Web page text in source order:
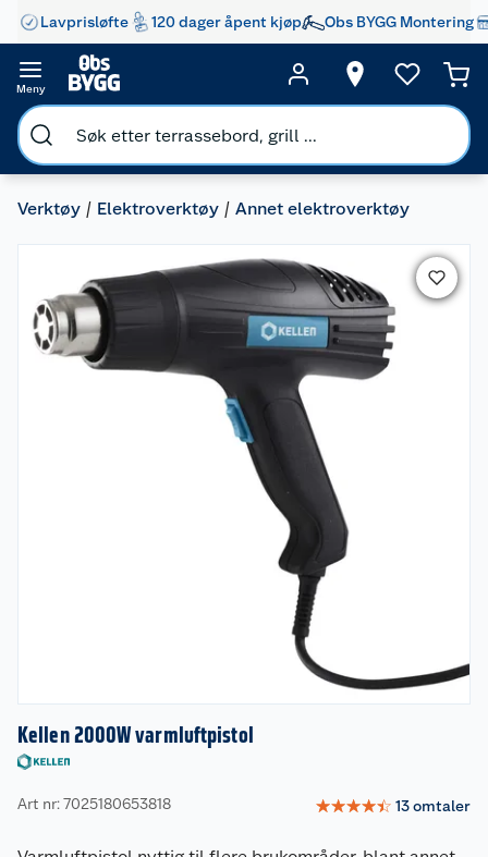
Lavprisløfte 120 dager åpent kjøp Obs BYGG Montering
Meny
Verktøy Elektroverktøy Annet elektroverktøy
Kellen 2000W varmluftpistol
Art nr: 7025180653818 ☆☆☆☆☆ 13omtaler